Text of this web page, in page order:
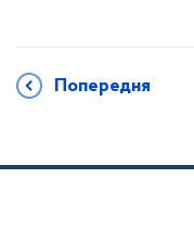
Попередня